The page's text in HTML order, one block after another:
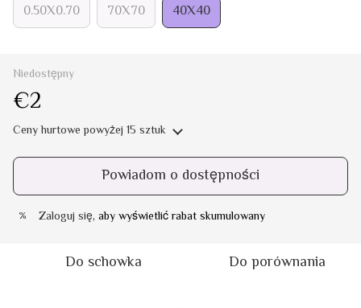
0.50Х0.70 70Х70 40Х40
Niedostępny
€2
Ceny hurtowepowyżej 15 sztuk
Powiadom o dostępności
% Zaloguj się, aby wyświetlić rabat skumulowany
Do schowka Do porównania